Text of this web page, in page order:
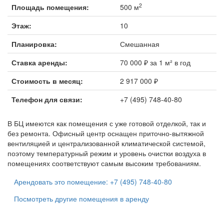
Площадь помещения:
500 м2
Этаж:
10
Планировка:
Смешанная
Ставка аренды:
70 000 ₽ за 1 м² в год
Стоимость в месяц:
2 917 000 ₽
Телефон для связи:
+7 (495) 748-40-80
В БЦ имеются как помещения с уже готовой отделкой, так и
без ремонта. Офисный центр оснащен приточно-вытяжной
вентиляцией и централизованной климатической системой,
поэтому температурный режим и уровень очистки воздуха в
помещениях соответствуют самым высоким требованиям.
Арендовать это помещение: +7 (495) 748-40-80
Посмотреть другие помещения в аренду